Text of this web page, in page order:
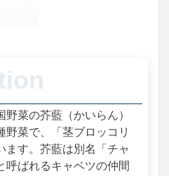
野菜の芥藍（かいらん）
野菜で、「茎ブロッコリ
ます。芥藍は別名「チャ
呼ばれるキャベツの仲間